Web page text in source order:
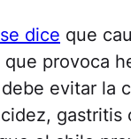
dice que
provoca
evitar la
gastritis